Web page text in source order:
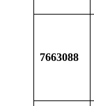
7663088